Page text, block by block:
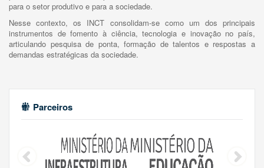
para o setor produtivo e para a sociedade.
Nesse contexto, os INCT consolidam-se como um dos principais
instrumentos de fomento à ciência, tecnologia e inovação no país,
articulando pesquisa de ponta, formação de talentos e respostas a
demandas estratégicas da sociedade.
Parceiros